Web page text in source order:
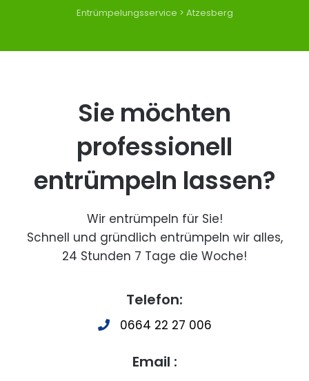
Entrümpelungsservice > Atzesberg
Sie möchten
professionell
entrümpeln lassen?
Wir entrümpeln für Sie!
Schnell und gründlich entrümpeln wir alles,
24 Stunden 7 Tage die Woche!
Telefon:
0664 22 27 006
Email :